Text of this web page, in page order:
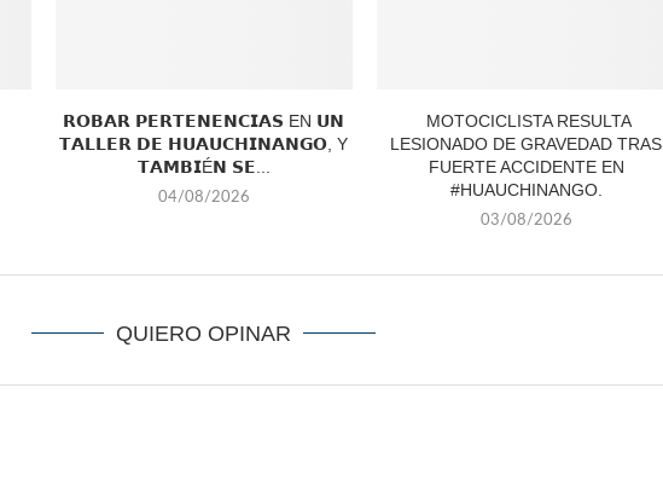
𝗥𝗢𝗕𝗔𝗥 𝗣𝗘𝗥𝗧𝗘𝗡𝗘𝗡𝗖𝗜𝗔𝗦 EN 𝗨𝗡
𝗧𝗔𝗟𝗟𝗘𝗥 𝗗𝗘 𝗛𝗨𝗔𝗨𝗖𝗛𝗜𝗡𝗔𝗡𝗚𝗢, Y
𝗧𝗔𝗠𝗕𝗜É𝗡 𝗦𝗘...
04/08/2026
MOTOCICLISTA RESULTA
LESIONADO DE GRAVEDAD TRAS
FUERTE ACCIDENTE EN
#HUAUCHINANGO.
03/08/2026
QUIERO OPINAR